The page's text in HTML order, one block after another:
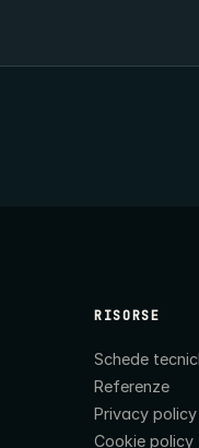
RISORSE
Schede
Referenze
Privacy policy
Cookie policy